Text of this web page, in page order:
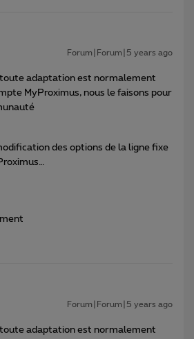
Forum|Forum|5 years ago
toute adaptation est normalement
MyProximus, nous le faisons pour
des options de la ligne fixe
Forum|Forum|5 years ago
toute adaptation est normalement